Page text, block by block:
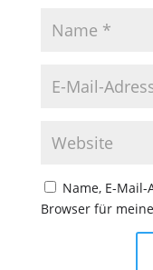
Name, E-
Browser für